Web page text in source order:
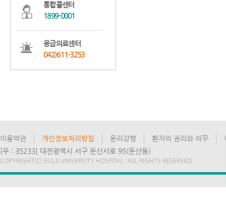
통합콜센터
1899-0001
응급의료센터
042)611-3253
이용약관 개인정보처리방침 윤리강령 환자의 권리와 의무
[우 : 35233] 대전광역시 서구 둔산서로 95(둔산동)
COPYRIGHT(C) EULJI UNIVERSITY HOSPITAL. ALL RIGHTS RESERVED.